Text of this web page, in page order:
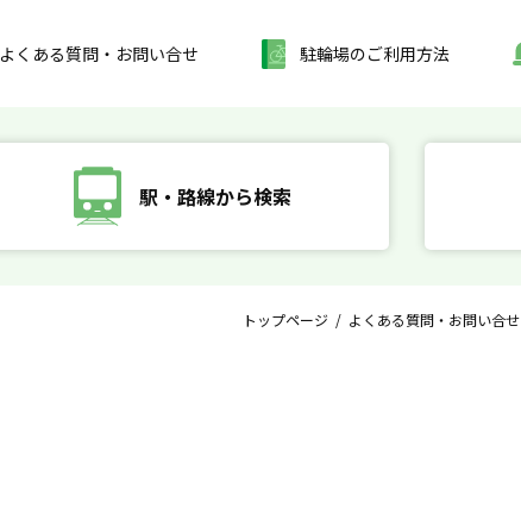
よくある質問・お問い合せ 駐輪場のご利用方法
駅・路線から検索
トップページ / よくある質問・お問い合せ